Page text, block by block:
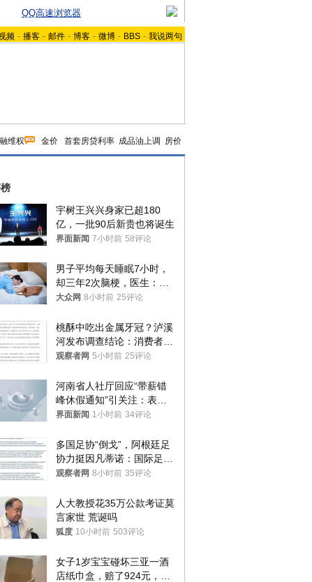
QQ高速浏览器
频 - 播客 - 邮件 - 博客 - 微博 - BBS - 我说两句
维权 金价 首套房贷利率 成品油上调 房价
宇树王兴兴身家已超180
亿，一批90后新贵也将诞生
界面新闻 7小时前 58评论
男子平均每天睡眠7小时，
却三年2次脑梗，医生：这
样睡觉更伤身
大众网 8小时前 25评论
桃酥中吃出金属牙冠？泸溪
河发布调查结论：消费者已
澄清，所发视频情况不属实
观察者网 5小时前 25评论
河南省人社厅回应“带薪错
峰休假通知”引关注：表述
不够准确，待修改后印发
界面新闻 1小时前 34评论
多国足协“倒戈”，阿根廷足
协力挺因凡蒂诺：国际足联
今后应继续在其领导下前行
观察者网 8小时前 35评论
人大教授花35万公款考证莫
言家世 荒诞吗
狐度 10小时前 503评论
女子1岁宝宝碰坏三亚一酒
店纸巾盒，赔了924元，发